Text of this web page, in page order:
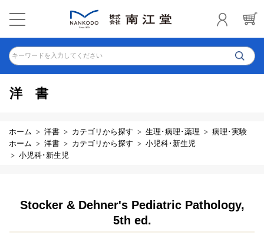
キーワードを入力してください
洋書
ホーム 洋書 カテゴリから探す 生理･病理･薬理
病理･実験
ホーム
洋書 カテゴリから探す
小児科･新生児
小児科･新生児
Stocker & Dehner's Pediatric Pathology,
5th ed.